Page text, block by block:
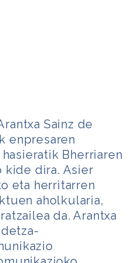
Sainz de
enpresaren
Bherriaren
kide dira. Asier
eta herritarren
aholkularia,
da. Arantxa